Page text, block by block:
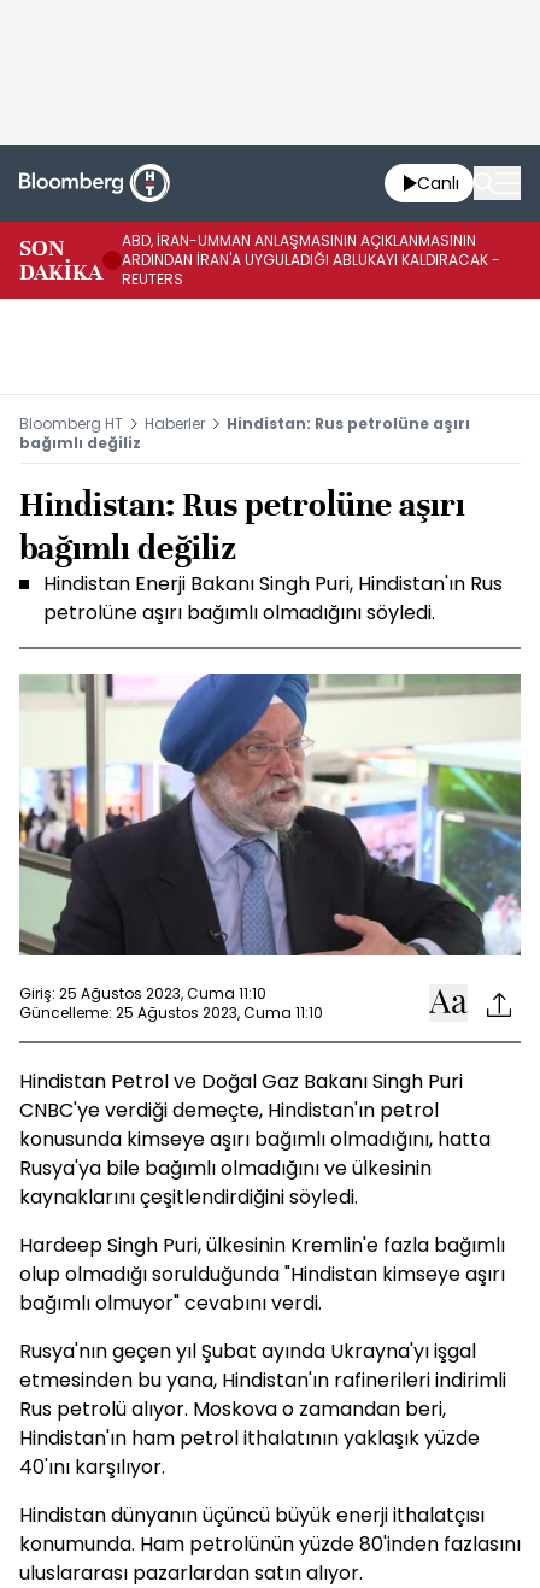
Canlı
SON
DAKİKA
ABD, İRAN-UMMAN ANLAŞMASININ AÇIKLANMASININ
ARDINDAN İRAN'A UYGULADIĞI ABLUKAYI KALDIRACAK -
REUTERS
Bloomberg HT Haberler
Hindistan: Rus petrolüne aşırı
bağımlı değiliz
Hindistan: Rus petrolüne aşırı
bağımlı değiliz
Hindistan Enerji Bakanı Singh Puri, Hindistan'ın Rus
petrolüne aşırı bağımlı olmadığını söyledi.
Giriş: 25 Ağustos 2023, Cuma 11:10
Güncelleme: 25 Ağustos 2023, Cuma 11:10
Hindistan Petrol ve Doğal Gaz Bakanı Singh Puri
CNBC'ye verdiği demeçte, Hindistan'ın petrol
konusunda kimseye aşırı bağımlı olmadığını, hatta
Rusya'ya bile bağımlı olmadığını ve ülkesinin
kaynaklarını çeşitlendirdiğini söyledi.
Hardeep Singh Puri, ülkesinin Kremlin'e fazla bağımlı
olup olmadığı sorulduğunda "Hindistan kimseye aşırı
bağımlı olmuyor" cevabını verdi.
Rusya'nın geçen yıl Şubat ayında Ukrayna'yı işgal
etmesinden bu yana, Hindistan'ın rafinerileri indirimli
Rus petrolü alıyor. Moskova o zamandan beri,
Hindistan'ın ham petrol ithalatının yaklaşık yüzde
40'ını karşılıyor.
Hindistan dünyanın üçüncü büyük enerji ithalatçısı
konumunda. Ham petrolünün yüzde 80'inden fazlasını
uluslararası pazarlardan satın alıyor.